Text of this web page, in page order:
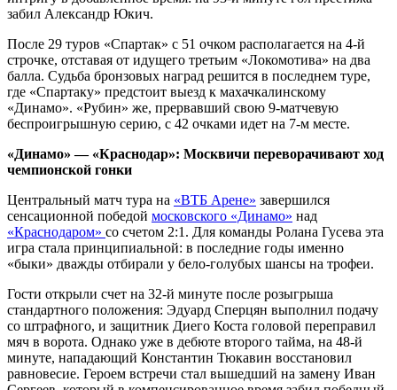
забил Александр Юкич.
После 29 туров «Спартак» с 51 очком располагается на 4-й
строчке, отставая от идущего третьим «Локомотива» на два
балла. Судьба бронзовых наград решится в последнем туре,
где «Спартаку» предстоит выезд к махачкалинскому
«Динамо». «Рубин» же, прервавший свою 9-матчевую
беспроигрышную серию, с 42 очками идет на 7-м месте.
«Динамо» — «Краснодар»: Москвичи переворачивают ход
чемпионской гонки
Центральный матч тура на «ВТБ Арене» завершился
сенсационной победой московского «Динамо» над
«Краснодаром» со счетом 2:1. Для команды Ролана Гусева эта
игра стала принципиальной: в последние годы именно
«быки» дважды отбирали у бело-голубых шансы на трофеи.
Гости открыли счет на 32-й минуте после розыгрыша
стандартного положения: Эдуард Сперцян выполнил подачу
со штрафного, и защитник Диего Коста головой переправил
мяч в ворота. Однако уже в дебюте второго тайма, на 48-й
минуте, нападающий Константин Тюкавин восстановил
равновесие. Героем встречи стал вышедший на замену Иван